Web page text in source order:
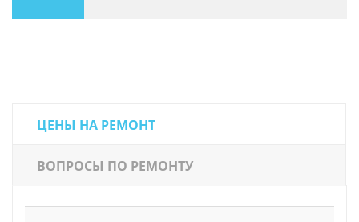
ЦЕНЫ НА РЕМОНТ
ВОПРОСЫ ПО РЕМОНТУ